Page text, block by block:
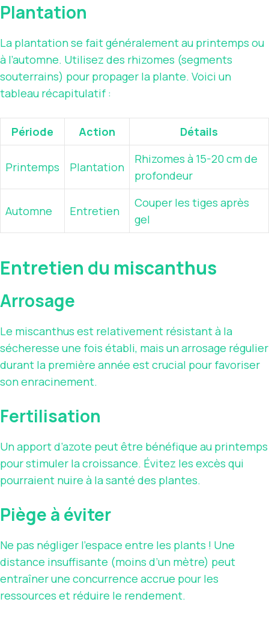
Plantation
La plantation se fait généralement au printemps ou
à l’automne. Utilisez des rhizomes (segments
souterrains) pour propager la plante. Voici un
tableau récapitulatif :
Période Action Détails
Printemps Plantation
Rhizomes à 15-20 cm de
profondeur
Automne Entretien
Couper les tiges après
gel
Entretien du miscanthus
Arrosage
Le miscanthus est relativement résistant à la
sécheresse une fois établi, mais un arrosage régulier
durant la première année est crucial pour favoriser
son enracinement.
Fertilisation
Un apport d’azote peut être bénéfique au printemps
pour stimuler la croissance. Évitez les excès qui
pourraient nuire à la santé des plantes.
Piège à éviter
Ne pas négliger l’espace entre les plants ! Une
distance insuffisante (moins d’un mètre) peut
entraîner une concurrence accrue pour les
ressources et réduire le rendement.